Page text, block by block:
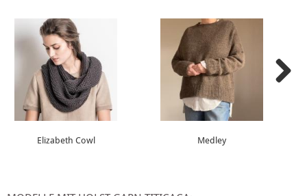
Elizabeth Cowl Medley